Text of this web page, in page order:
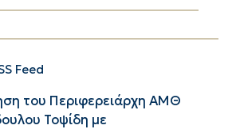
Feed
του Περιφερειάρχη ΑΜΘ
Τοψίδη με